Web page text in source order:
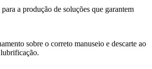
a produção de soluções que garantem
sobre o correto manuseio e descarte ao